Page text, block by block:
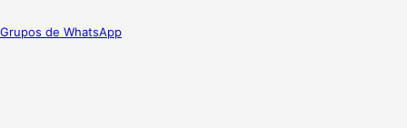
Grupos de WhatsApp